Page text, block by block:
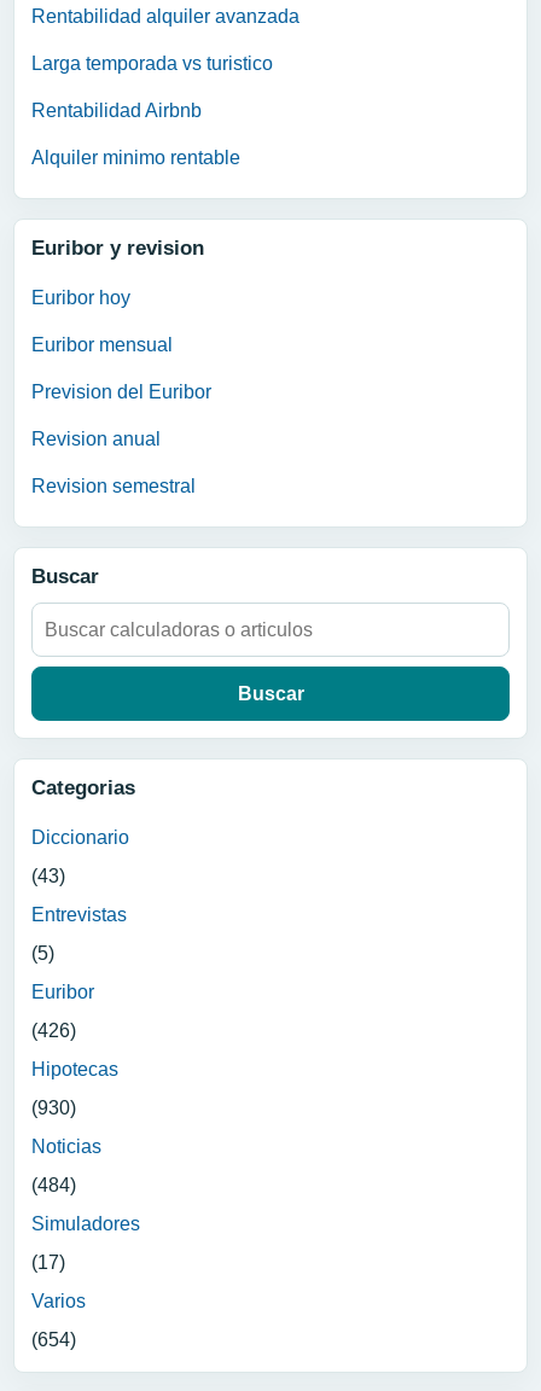
Rentabilidad alquiler avanzada
Larga temporada vs turistico
Rentabilidad Airbnb
Alquiler minimo rentable
Euribor y revision
Euribor hoy
Euribor mensual
Prevision del Euribor
Revision anual
Revision semestral
Buscar
Buscar:
Categorias
Diccionario
(43)
Entrevistas
(5)
Euribor
(426)
Hipotecas
(930)
Noticias
(484)
Simuladores
(17)
Varios
(654)